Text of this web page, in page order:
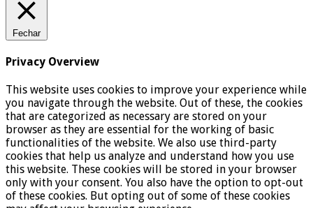
Fechar
Privacy Overview
This website uses cookies to improve your experience while
you navigate through the website. Out of these, the cookies
that are categorized as necessary are stored on your
browser as they are essential for the working of basic
functionalities of the website. We also use third-party
cookies that help us analyze and understand how you use
this website. These cookies will be stored in your browser
only with your consent. You also have the option to opt-out
of these cookies. But opting out of some of these cookies